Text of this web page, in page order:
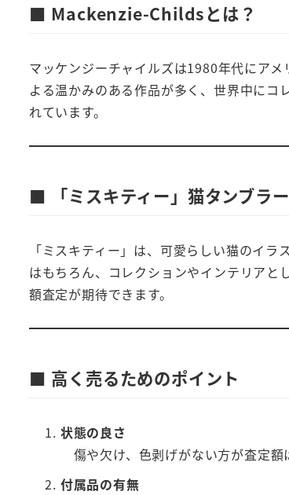
■ Mackenzie-Childsとは？
マッケンジーチャイルズは1980年代にア
よる温かみのある作品が多く、世界中にコ
れています。
■ 「ミスキティー」猫タンブラ
「ミスキティー」は、可愛らしい猫のイ
はもちろん、コレクションやインテリアと
額査定が期待できます。
■ 高く売るためのポイント
状態の良さ
傷や欠け、色剥げがない方が査定額
付属品の有無